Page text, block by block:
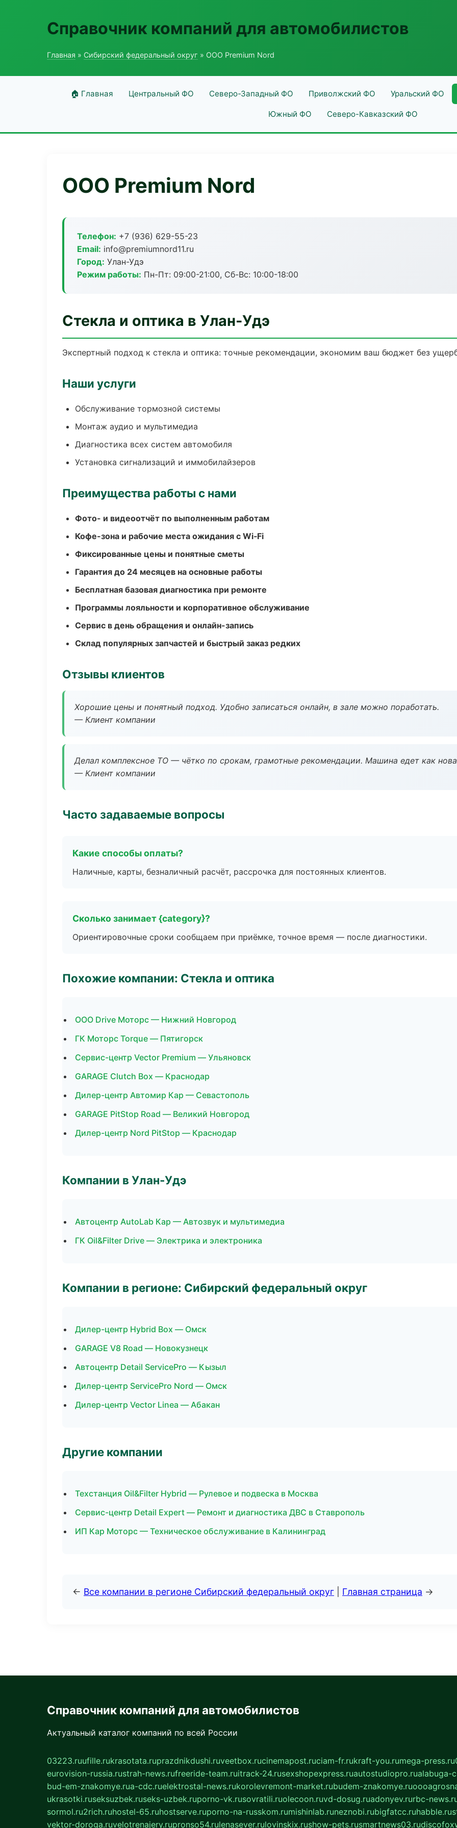
Справочник компаний для автомобилистов
Главная » Сибирский федеральный округ » ООО Premium Nord
🏠 Главная Центральный ФО Северо-Западный ФО Приволжский ФО Уральский ФО
Южный ФО Северо-Кавказский ФО
ООО Premium Nord
Телефон: +7 (936) 629-55-23
Email: info@premiumnord11.ru
Город: Улан-Удэ
Режим работы: Пн-Пт: 09:00-21:00, Сб-Вс: 10:00-18:00
Стекла и оптика в Улан-Удэ
Экспертный подход к стекла и оптика: точные рекомендации, экономим ваш бюджет без
Наши услуги
Обслуживание тормозной системы
Монтаж аудио и мультимедиа
Диагностика всех систем автомобиля
Установка сигнализаций и иммобилайзеров
Преимущества работы с нами
Фото- и видеоотчёт по выполненным работам
Кофе-зона и рабочие места ожидания с Wi‑Fi
Фиксированные цены и понятные сметы
Гарантия до 24 месяцев на основные работы
Бесплатная базовая диагностика при ремонте
Программы лояльности и корпоративное обслуживание
Сервис в день обращения и онлайн-запись
Склад популярных запчастей и быстрый заказ редких
Отзывы клиентов
Хорошие цены и понятный подход. Удобно записаться онлайн, в зале можно поработать.
— Клиент компании
Делал комплексное ТО — чётко по срокам, грамотные рекомендации. Машина едет как
— Клиент компании
Часто задаваемые вопросы
Какие способы оплаты?
Наличные, карты, безналичный расчёт, рассрочка для постоянных клиентов.
Сколько занимает {category}?
Ориентировочные сроки сообщаем при приёмке, точное время — после диагностики.
Похожие компании: Стекла и оптика
ООО Drive Моторс — Нижний Новгород
ГК Моторс Torque — Пятигорск
Сервис-центр Vector Premium — Ульяновск
GARAGE Clutch Box — Краснодар
Дилер-центр Автомир Кар — Севастополь
GARAGE PitStop Road — Великий Новгород
Дилер-центр Nord PitStop — Краснодар
Компании в Улан-Удэ
Автоцентр AutoLab Кар — Автозвук и мультимедиа
ГК Oil&Filter Drive — Электрика и электроника
Компании в регионе: Сибирский федеральный округ
Дилер-центр Hybrid Box — Омск
GARAGE V8 Road — Новокузнецк
Автоцентр Detail ServicePro — Кызыл
Дилер-центр ServicePro Nord — Омск
Дилер-центр Vector Linea — Абакан
Другие компании
Техстанция Oil&Filter Hybrid — Рулевое и подвеска в Москва
Сервис-центр Detail Expert — Ремонт и диагностика ДВС в Ставрополь
ИП Кар Моторс — Техническое обслуживание в Калининград
← Все компании в регионе Сибирский федеральный округ Главная страница →
Справочник компаний для автомобилистов
Актуальный каталог компаний по всей России
03223.ruufille.rukrasotata.ruprazdnikdushi.ruveetbox.rucinemapost.ruciam-fr.rukraft-you.rumega-press.ru
eurovision-russia.rustrah-news.rufreeride-team.ruitrack-24.rusexshopexpress.ruautostudiopro.rualabuga-
bud-em-znakomye.rua-cdc.ruelektrostal-news.rukorolevremont-market.rubudem-znakomye.ru
ukrasotki.ruseksuzbek.ruseks-uzbek.ruporno-vk.rusovratili.ruolecoon.ruvd-dosug.ruadonyev.rurbc-
sormol.ru2rich.ruhostel-65.ruhostserve.ruporno-na-russkom.rumishinlab.runeznobi.rubigfatcc.ruhabble.ru
vektor-doroga.ruvelotrenajery.rupronso54.rulenasever.rulovinskix.rushow-pets.rusmartnews03.ru